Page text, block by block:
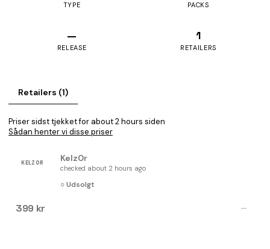
TYPE PACKS
—
RELEASE
1
RETAILERS
Retailers (1)
Priser sidst tjekket for about 2 hours siden
Sådan henter vi disse priser
KELZ0R Kelz0r
checked about 2 hours ago
○ Udsolgt
399 kr —